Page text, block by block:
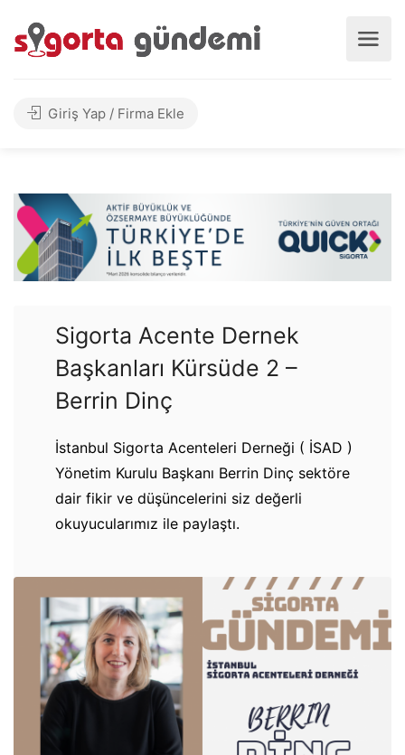
Giriş Yap / Firma Ekle
Sigorta Acente Dernek
Başkanları Kürsüde 2 –
Berrin Dinç
İstanbul Sigorta Acenteleri Derneği ( İSAD )
Yönetim Kurulu Başkanı Berrin Dinç sektöre
dair fikir ve düşüncelerini siz değerli
okuyucularımız ile paylaştı.